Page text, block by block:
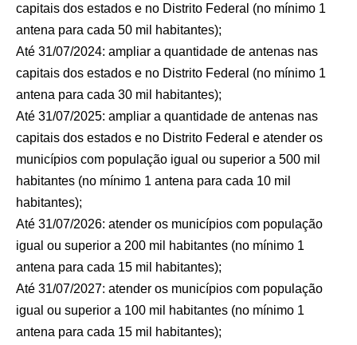
capitais dos estados e no Distrito Federal (no mínimo 1
antena para cada 50 mil habitantes);
Até 31/07/2024: ampliar a quantidade de antenas nas
capitais dos estados e no Distrito Federal (no mínimo 1
antena para cada 30 mil habitantes);
Até 31/07/2025: ampliar a quantidade de antenas nas
capitais dos estados e no Distrito Federal e atender os
municípios com população igual ou superior a 500 mil
habitantes (no mínimo 1 antena para cada 10 mil
habitantes);
Até 31/07/2026: atender os municípios com população
igual ou superior a 200 mil habitantes (no mínimo 1
antena para cada 15 mil habitantes);
Até 31/07/2027: atender os municípios com população
igual ou superior a 100 mil habitantes (no mínimo 1
antena para cada 15 mil habitantes);